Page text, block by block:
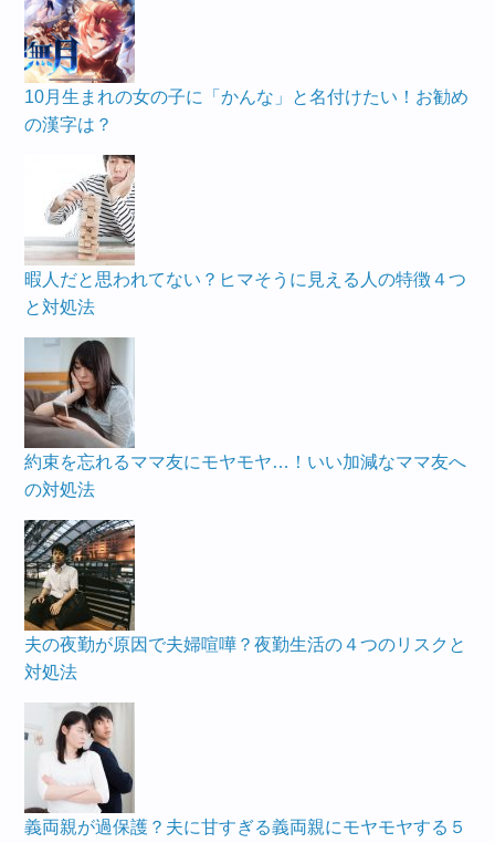
10月生まれの女の子に「かんな」と名付けたい！お勧め
の漢字は？
暇人だと思われてない？ヒマそうに見える人の特徴４つ
と対処法
約束を忘れるママ友にモヤモヤ…！いい加減なママ友へ
の対処法
夫の夜勤が原因で夫婦喧嘩？夜勤生活の４つのリスクと
対処法
義両親が過保護？夫に甘すぎる義両親にモヤモヤする５